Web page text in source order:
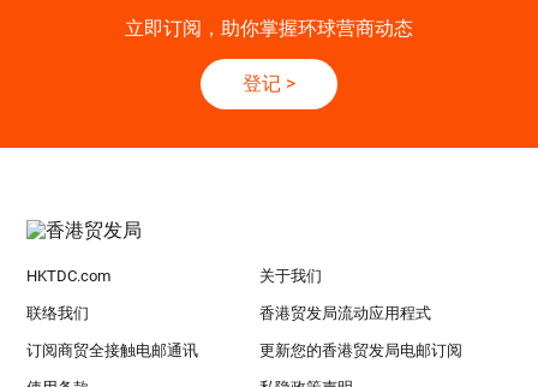
立即订阅，助你掌握环球营商动态
登记 >
HKTDC.com 关于我们
联络我们 香港贸发局流动应用程式
订阅商贸全接触电邮通讯 更新您的香港贸发局电邮订阅